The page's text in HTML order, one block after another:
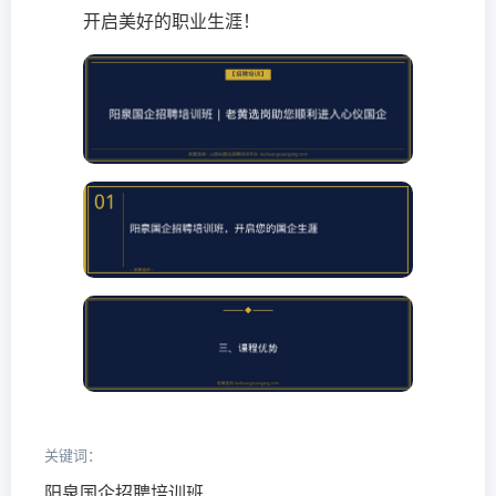
开启美好的职业生涯！
关键词：